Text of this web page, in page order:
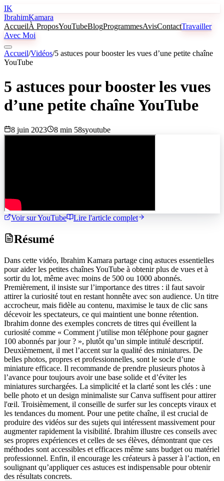
IK
IbrahimKamara
AccueilÀ ProposYouTubeBlogProgrammesAvisContactTravailler
Avec Moi
Accueil/Vidéos/5 astuces pour booster les vues d’une petite chaîne
YouTube
5 astuces pour booster les vues
d’une petite chaîne YouTube
8 juin 2023 8 min 58syoutube
Voir sur YouTube Lire l'article complet
Résumé
Dans cette vidéo, Ibrahim Kamara partage cinq astuces essentielles
pour aider les petites chaînes YouTube à obtenir plus de vues et à
sortir du lot, même avec moins de 500 ou 1000 abonnés.
Premièrement, il insiste sur l’importance des titres : il faut savoir
attirer la curiosité tout en restant honnête avec son audience. Un titre
accrocheur, mais fidèle au contenu, maximise le taux de clic sans
décevoir les spectateurs, ce qui maintient une bonne rétention.
Ibrahim donne des exemples concrets de titres qui éveillent la
curiosité comme « Comment j’utilise mon téléphone pour gagner
100 abonnés par jour ? », plutôt qu’un simple intitulé descriptif.
Deuxièmement, il met l’accent sur la qualité des miniatures. De
belles photos, propres et professionnelles, sont le socle d’une
miniature efficace. Il recommande de prendre plusieurs photos à
l’avance pour toujours avoir une base solide et d’éviter les
miniatures surchargées. La simplicité et la clarté sont les clés : une
belle photo et un design minimaliste sur Canva suffisent pour attirer
l'œil. Troisièmement, il conseille de surfer sur les concepts viraux et
les tendances du moment. Pour une petite chaîne, il est crucial de
produire des vidéos sur des sujets qui intéressent massivement pour
augmenter rapidement la visibilité. Ibrahim illustre ces conseils avec
ses propres expériences et celles de ses élèves, démontrant que ces
méthodes sont accessibles et efficaces même sans budget ou matériel
professionnel. Enfin, il encourage les créateurs à passer à l’action, en
soulignant qu’appliquer ces astuces est indispensable pour obtenir
des résultats concrets.